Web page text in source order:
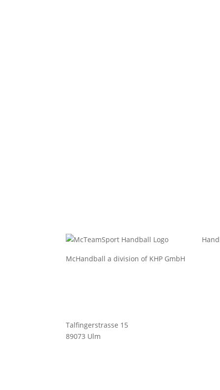
McHandball a division of KHP GmbH
Talfingerstrasse 15
89073 Ulm